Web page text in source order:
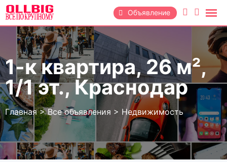
Перейти
содержанию
Объявление
1-к квартира, 26 м²,
1/1 эт., Краснодар
Главная>Все объявления > Недвижимость